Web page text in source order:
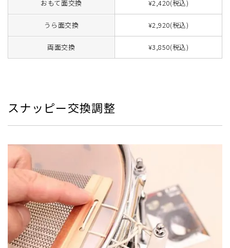
おもて面交換 ¥2,420(税込)
うら面交換 ¥2,920(税込)
両面交換 ¥3,850(税込)
スナッピー交換調整